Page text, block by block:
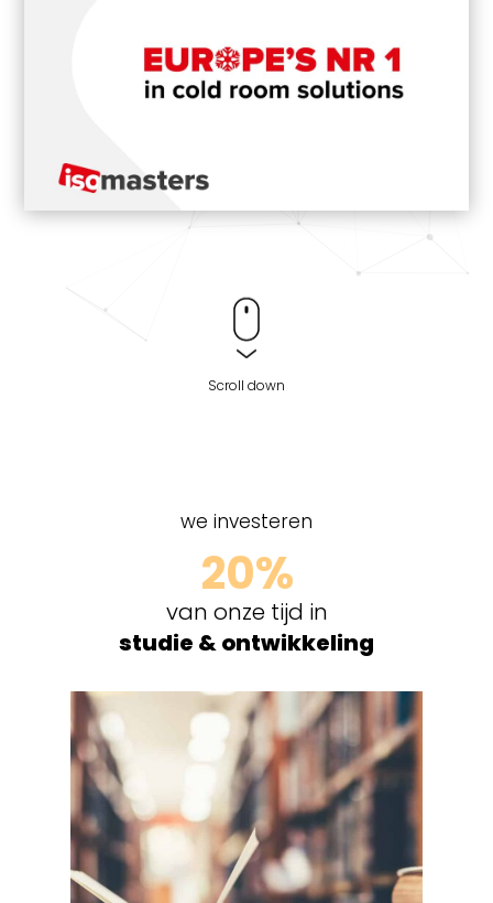
Scroll down
we investeren
20%
van onze tijd in
studie & ontwikkeling